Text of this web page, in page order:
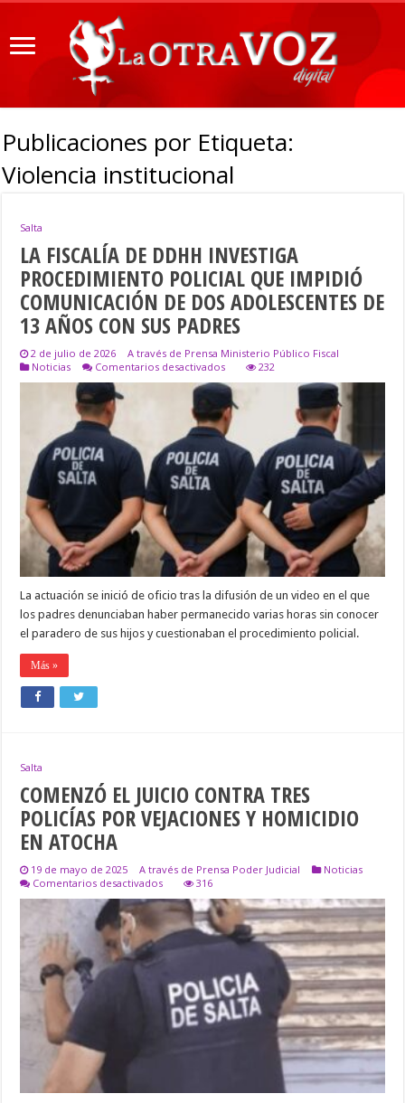
Publicaciones por Etiqueta:
Violencia institucional
Salta
LA FISCALÍA DE DDHH INVESTIGA
PROCEDIMIENTO POLICIAL QUE IMPIDIÓ
COMUNICACIÓN DE DOS ADOLESCENTES DE
13 AÑOS CON SUS PADRES
2 de julio de 2026
A través de Prensa Ministerio Público Fiscal
Noticias
Comentarios desactivadosen
LA
FISCALÍA
DE
DDHH
INVESTIGA
PROCEDIMIENTO
POLICIAL
COMUNICACIÓN
DE
DOS
ADOLESCENTES
DE
CON
SUS
232
La actuación se inició de oficio tras la difusión de un video en el que
los padres denunciaban haber permanecido varias horas sin conocer
el paradero de sus hijos y cuestionaban el procedimiento policial.
Más »
Salta
COMENZÓ EL JUICIO CONTRA TRES
POLICÍAS POR VEJACIONES Y HOMICIDIO
EN ATOCHA
19 de mayo de 2025 A través de Prensa Poder Judicial
Noticias
Comentarios desactivadosen
COMENZÓ
EL
JUICIO
CONTRA
TRES
VEJACIONES
HOMICIDIO
EN
316